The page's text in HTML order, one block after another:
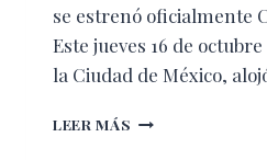
se estrenó oficialmente
Este jueves 16 de
la Ciudad de México,
LEER MÁS CAUTIVAN